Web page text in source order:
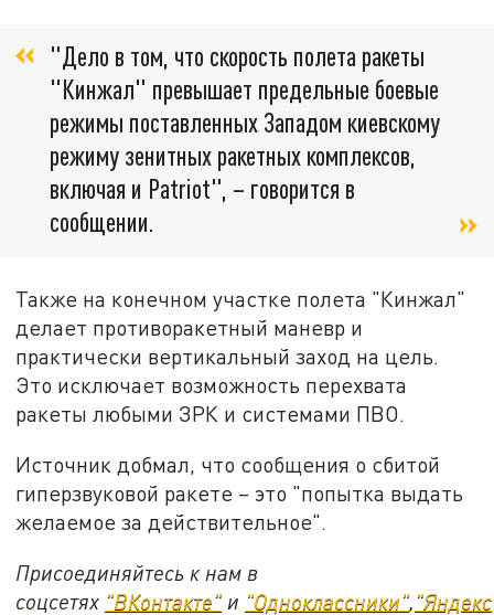
"Дело в том, что скорость полета ракеты
"Кинжал" превышает предельные боевые
режимы поставленных Западом киевскому
режиму зенитных ракетных комплексов,
включая и Patriot", – говорится в
сообщении.
Также на конечном участке полета "Кинжал"
делает противоракетный маневр и
практически вертикальный заход на цель.
Это исключает возможность перехвата
ракеты любыми ЗРК и системами ПВО.
Источник добмал, что сообщения о сбитой
гиперзвуковой ракете – это "попытка выдать
желаемое за действительное".
Присоединяйтесь к нам в
соцсетях "ВКонтакте" и "Одноклассники", "Яндекс